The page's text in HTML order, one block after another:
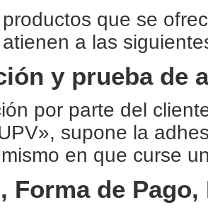
que se
a las
y prueba de
por parte del
supone la
en que curse
Forma de